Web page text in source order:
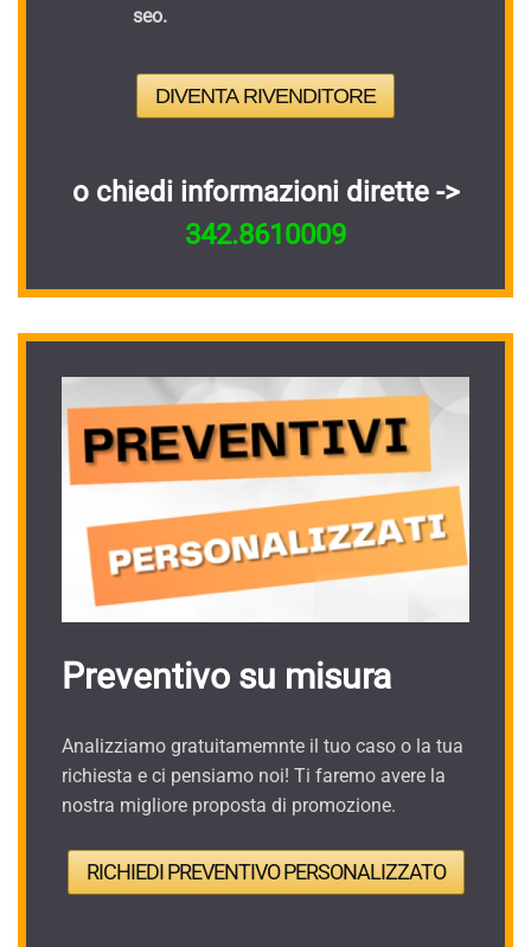
seo.
DIVENTA RIVENDITORE
o chiedi informazioni dirette ->
342.8610009
Preventivo su misura
Analizziamo gratuitamemnte il tuo caso o la tua
richiesta e ci pensiamo noi! Ti faremo avere la
nostra migliore proposta di promozione.
RICHIEDI PREVENTIVO PERSONALIZZATO